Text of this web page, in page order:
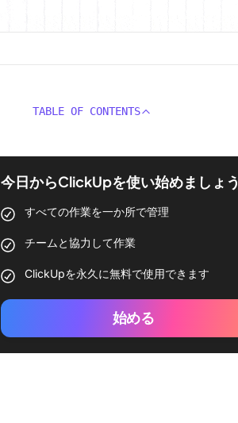
TABLE OF CONTENTS
今日からClickUpを使い始めましょう
すべての作業を一か所で管理
チームと協力して作業
ClickUpを永久に無料で使用できます
始める